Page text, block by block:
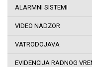
privatnosti
ALARMNI SISTEMI
VIDEO NADZOR
VATRODOJAVA
EVIDENCIJA RADNOG